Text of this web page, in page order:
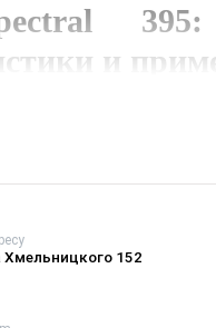
395:
и
spectral under 395:
составляет
антикоррозийные
свойства от
даже по
Хмельницкого 152